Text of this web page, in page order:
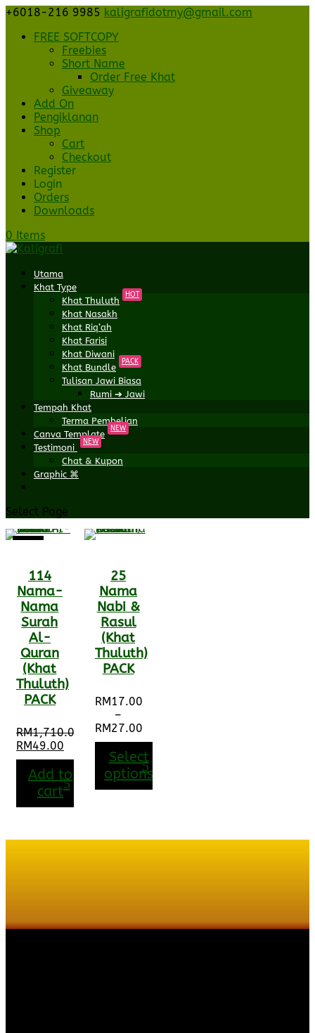
+6018-216 9985 kaligrafidotmy@gmail.com
FREE SOFTCOPY
Freebies
Short Name
Order Free Khat
Giveaway
Add On
Pengiklanan
Shop
Cart
Checkout
Register
Login
Orders
Downloads
0 Items
Utama
Khat Type
Khat Thuluth
HOT
Khat Nasakh
Khat Riq’ah
Khat Farisi
Khat Diwani
Khat Bundle
PACK
Tulisan Jawi Biasa
Rumi ➔ Jawi
Tempah Khat
Terma Pembelian
Canva Template
NEW
Testimoni
NEW
Chat & Kupon
Graphic ⌘
Select Page
114
Nama-
Nama
Surah
Al-
Quran
(Khat
Thuluth)
PACK
RM1,710.00
Original
price
was:
RM1,710.00.
RM49.00
Current
price
is:
RM49.00.
Add to
cart
25
Nama
Nabi &
Rasul
(Khat
Thuluth)
PACK
RM17.00
–
RM27.00
Price
range:
RM17.00
through
RM27.00
Select
options